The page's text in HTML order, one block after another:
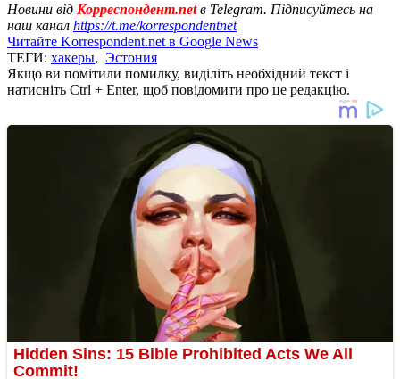
Новини від Корреспондент.netв Telegram. Підписуйтесь на
наш канал https://t.me/korrespondentnet
Читайте Korrespondent.net в Google News
ТЕГИ: хакеры, Эстония
Якщо ви помітили помилку, виділіть необхідний текст і
натисніть Ctrl + Enter, щоб повідомити про це редакцію.